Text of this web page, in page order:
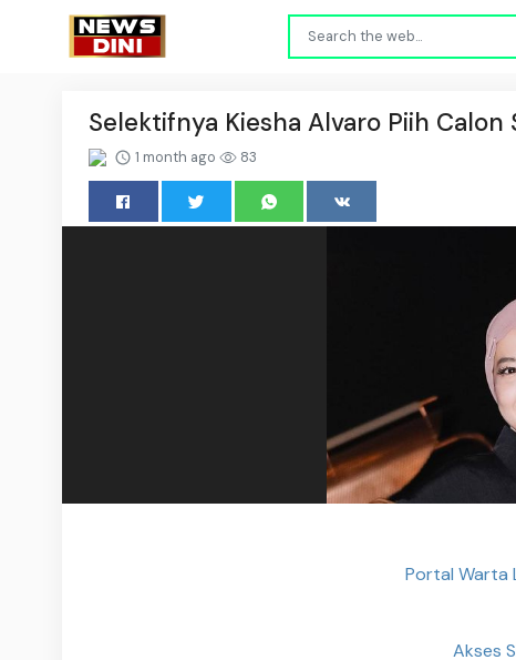
Selektifnya Kiesha Alvaro Piih
1 month ago 83
Portal Warta
Akses